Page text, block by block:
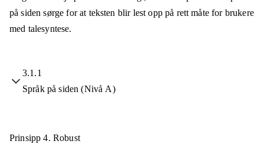
på siden sørge for at teksten blir lest opp på rett måte for brukere
med talesyntese.
3.1.1
Språk på siden (Nivå A)
Prinsipp 4. Robust